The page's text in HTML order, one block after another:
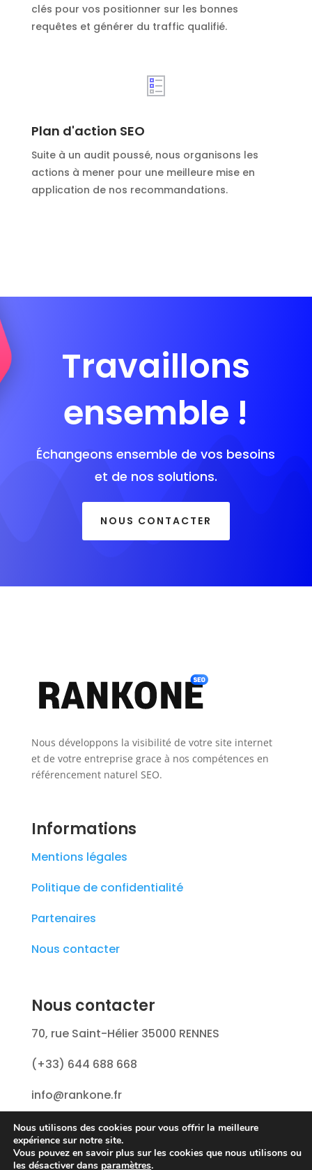
clés pour vos positionner sur les bonnes
requêtes et générer du traffic qualifié.
Plan d'action SEO
Suite à un audit poussé, nous organisons les
actions à mener pour une meilleure mise en
application de nos recommandations.
Travaillons
ensemble !
Échangeons ensemble de vos besoins
et de nos solutions.
NOUS CONTACTER
Nous développons la visibilité de votre site internet
et de votre entreprise grace à nos compétences en
référencement naturel SEO.
Informations
Mentions légales
Politique de confidentialité
Partenaires
Nous contacter
Nous contacter
70, rue Saint-Hélier 35000 RENNES
(+33) 644 688 668
info@rankone.fr
Nous utilisons des cookies pour vous offrir la meilleure
expérience sur notre site.
Vous pouvez en savoir plus sur les cookies que nous utilisons ou
les désactiver dans paramètres.